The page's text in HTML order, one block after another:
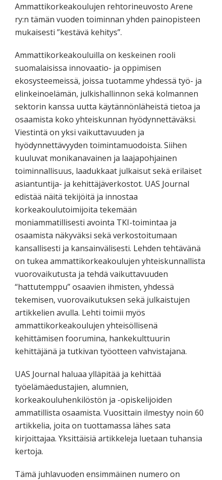
Ammattikorkeakoulujen rehtorineuvosto Arene
ry:n tämän vuoden toiminnan yhden painopisteen
mukaisesti ”kestävä kehitys”.
Ammattikorkeakouluilla on keskeinen rooli
suomalaisissa innovaatio- ja oppimisen
ekosysteemeissä, joissa tuotamme yhdessä työ- ja
elinkeinoelämän, julkishallinnon sekä kolmannen
sektorin kanssa uutta käytännönläheistä tietoa ja
osaamista koko yhteiskunnan hyödynnettäväksi.
Viestintä on yksi vaikuttavuuden ja
hyödynnettävyyden toimintamuodoista. Siihen
kuuluvat monikanavainen ja laajapohjainen
toiminnallisuus, laadukkaat julkaisut sekä erilaiset
asiantuntija- ja kehittäjäverkostot. UAS Journal
edistää näitä tekijöitä ja innostaa
korkeakoulutoimijoita tekemään
moniammatillisesti avointa TKI-toimintaa ja
osaamista näkyväksi sekä verkostoitumaan
kansallisesti ja kansainvälisesti. Lehden tehtävänä
on tukea ammattikorkeakoulujen yhteiskunnallista
vuorovaikutusta ja tehdä vaikuttavuuden
“hattutemppu” osaavien ihmisten, yhdessä
tekemisen, vuorovaikutuksen sekä julkaistujen
artikkelien avulla. Lehti toimii myös
ammattikorkeakoulujen yhteisöllisenä
kehittämisen foorumina, hankekulttuurin
kehittäjänä ja tutkivan työotteen vahvistajana.
UAS Journal haluaa ylläpitää ja kehittää
työelämäedustajien, alumnien,
korkeakouluhenkilöstön ja -opiskelijoiden
ammatillista osaamista. Vuosittain ilmestyy noin 60
artikkelia, joita on tuottamassa lähes sata
kirjoittajaa. Yksittäisiä artikkeleja luetaan tuhansia
kertoja.
Tämä juhlavuoden ensimmäinen numero on